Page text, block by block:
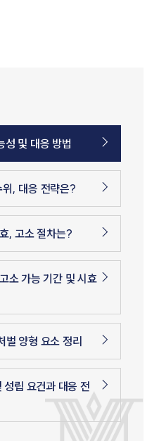
성 및 대응 방법
, 대응 전략은?
, 고소 절차는?
소 가능 기간 및 시효
벌 양형 요소 정리
립 요건과 대응 전